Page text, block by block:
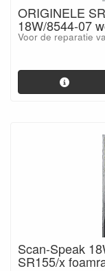
ORIGINELE
18W/8544-07
Voor de reparatie
Scan-Speak
SR155/x